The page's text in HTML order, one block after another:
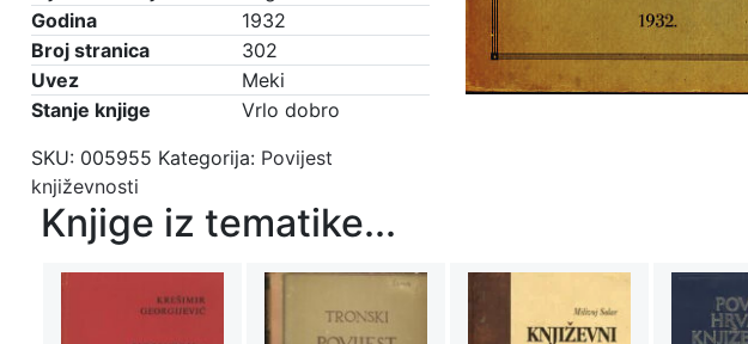
i
satira
količina
Godina
1932
Broj stranica
302
Uvez
Meki
Stanje knjige
Vrlo dobro
SKU: 005955 Kategorija: Povijest
književnosti
Knjige iz tematike...